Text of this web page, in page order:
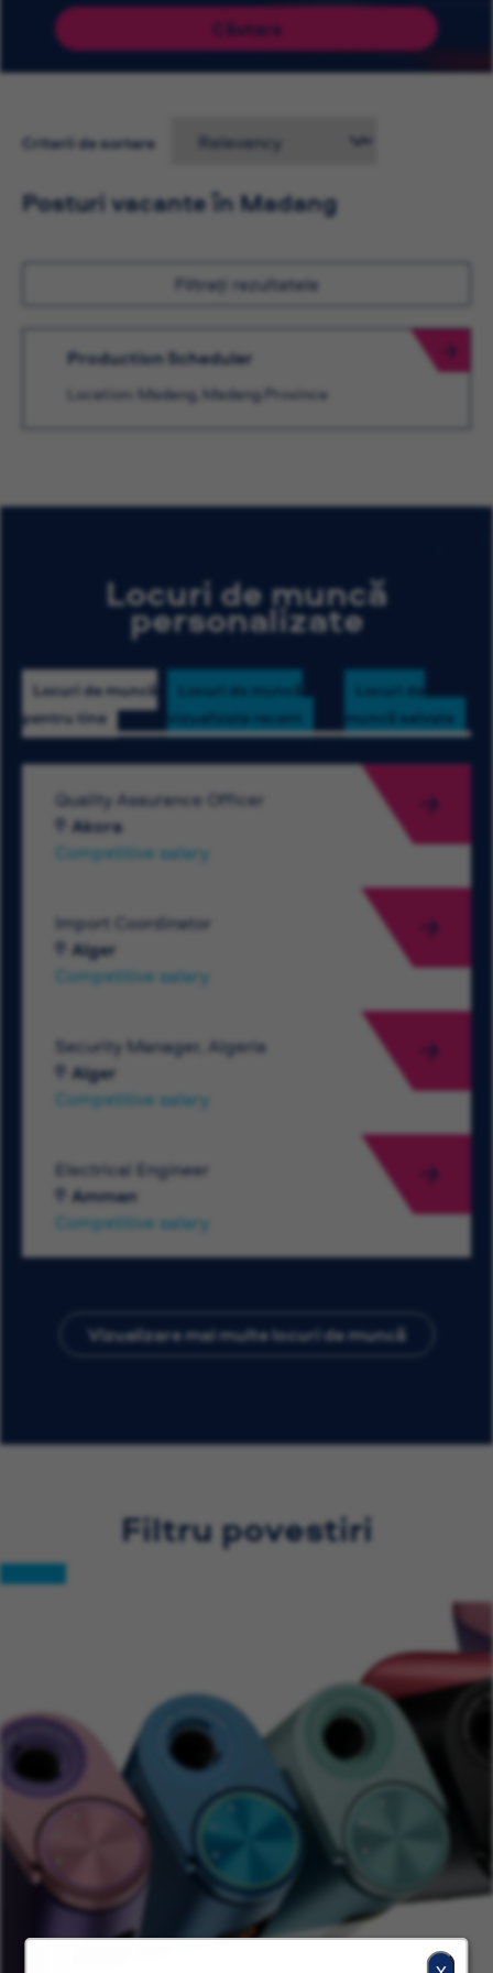
Căutare
Criterii de sortare
Posturi vacante în Madang
Filtrați rezultatele
Production Scheduler
Location: Madang, Madang Province
Locuri de muncă
personalizate
Locuri de muncă
pentru tine
Locuri de muncă
vizualizate recent
Locuri de
muncă salvate
Quality Assurance Officer
Akora
Competitive salary
Import Coordinator
Alger
Competitive salary
Security Manager, Algeria
Alger
Competitive salary
Electrical Engineer
Amman
Competitive salary
Vizualizare mai multe locuri de muncă
Filtru povestiri